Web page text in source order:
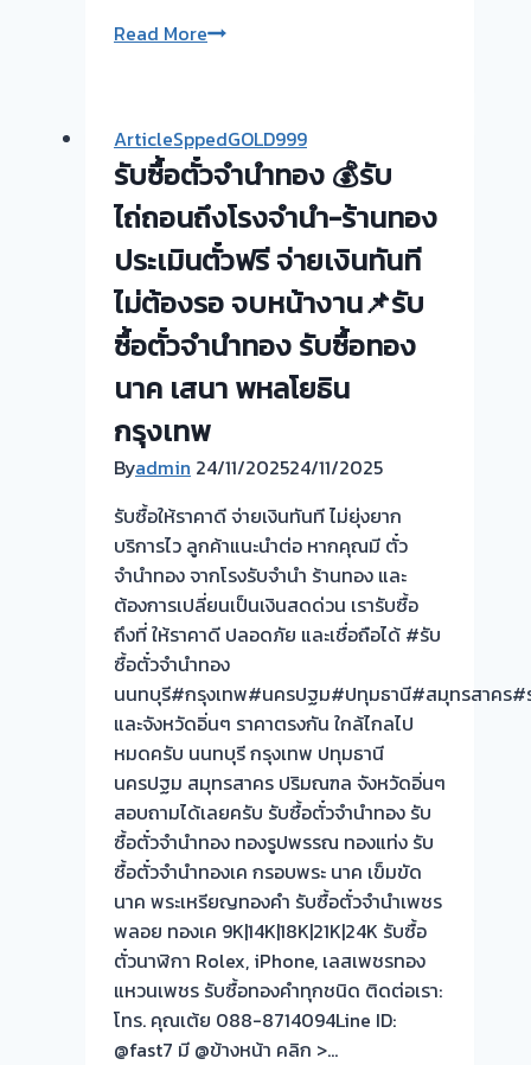
Read Moreรับ
ทอง
💰
รับ
ไถ่ถอน
ถึง
โรง
จำนำ-
ร้าน
ทอง
ตั๋ว
ฟรี
จ่าย
สด
ทันที
ไม่
ต้อง
รอ
จบ
หน้า
งาน
📌
ผล
งาน
วัน
นี้➡️รับ
ซื้อ
ตั่ว
จำนำ
ทอง
ปากน้ำ
ArticleSppedGOLD999
รับซื้อตั๋วจำนำทอง 💰รับ
ไถ่ถอนถึงโรงจำนำ-ร้านทอง
ประเมินตั๋วฟรี จ่ายเงินทันที
ไม่ต้องรอ จบหน้างาน📌รับ
ซื้อตั๋วจำนำทอง รับซื้อทอง
นาค เสนา พหลโยธิน
กรุงเทพ
Byadmin 24/11/202524/11/2025
รับซื้อให้ราคาดี จ่ายเงินทันที ไม่ยุ่งยาก
บริการไว ลูกค้าแนะนำต่อ หากคุณมี ตั๋ว
จำนำทอง จากโรงรับจำนำ ร้านทอง และ
ต้องการเปลี่ยนเป็นเงินสดด่วน เรารับซื้อ
ถึงที่ ให้ราคาดี ปลอดภัย และเชื่อถือได้ #รับ
ซื้อตั๋วจำนำทอง
นนทบุรี#กรุงเทพ#นครปฐม#ปทุมธานี#สมุทรสาคร#
และจังหวัดอิ่นๆ ราคาตรงกัน ใกล้ไกลไป
หมดครับ นนทบุรี กรุงเทพ ปทุมธานี
นครปฐม สมุทรสาคร ปริมณฑล จังหวัดอิ่นๆ
สอบถามได้เลยครับ รับซื้อตั๋วจำนำทอง รับ
ซื้อตั๋วจำนำทอง ทองรูปพรรณ ทองแท่ง รับ
ซื้อตั๋วจำนำทองเค กรอบพระ นาค เข็มขัด
นาค พระเหรียญทองคำ รับซื้อตั๋วจำนำเพชร
พลอย ทองเค 9K|14K|18K|21K|24K รับซื้อ
ตั๋วนาฬิกา Rolex, iPhone, เลสเพชรทอง
แหวนเพชร รับซื้อทองคำทุกชนิด ติดต่อเรา:
โทร. คุณเต้ย 088-8714094Line ID:
@fast7 มี @ข้างหน้า คลิก >…